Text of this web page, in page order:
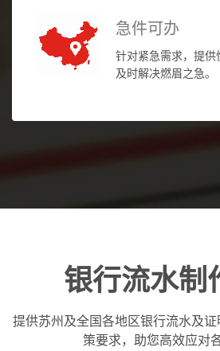
急件可办
针对紧急需求，提
及时解决燃眉之急。
银行流水制
提供苏州及全国各地区银行流水及
策要求，助您高效应对